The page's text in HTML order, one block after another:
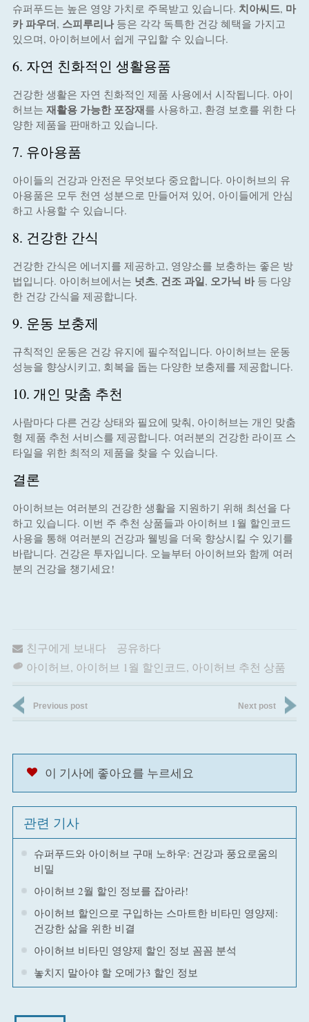
슈퍼푸드는 높은 영양 가치로 주목받고 있습니다. 치아씨드, 마
카 파우더, 스피루리나등은 각각 독특한 건강 혜택을 가지고
있으며, 아이허브에서 쉽게 구입할 수 있습니다.
6. 자연 친화적인 생활용품
건강한 생활은 자연 친화적인 제품 사용에서 시작됩니다. 아이
허브는 재활용 가능한 포장재를 사용하고, 환경 보호를 위한 다
양한 제품을 판매하고 있습니다.
7. 유아용품
아이들의 건강과 안전은 무엇보다 중요합니다. 아이허브의 유
아용품은 모두 천연 성분으로 만들어져 있어, 아이들에게 안심
하고 사용할 수 있습니다.
8. 건강한 간식
건강한 간식은 에너지를 제공하고, 영양소를 보충하는 좋은 방
법입니다. 아이허브에서는 넛츠, 건조 과일, 오가닉 바등 다양
한 건강 간식을 제공합니다.
9. 운동 보충제
규칙적인 운동은 건강 유지에 필수적입니다. 아이허브는 운동
성능을 향상시키고, 회복을 돕는 다양한 보충제를 제공합니다.
10. 개인 맞춤 추천
사람마다 다른 건강 상태와 필요에 맞춰, 아이허브는 개인 맞춤
형 제품 추천 서비스를 제공합니다. 여러분의 건강한 라이프 스
타일을 위한 최적의 제품을 찾을 수 있습니다.
결론
아이허브는 여러분의 건강한 생활을 지원하기 위해 최선을 다
하고 있습니다. 이번 주 추천 상품들과 아이허브 1월 할인코드
사용을 통해 여러분의 건강과 웰빙을 더욱 향상시킬 수 있기를
바랍니다. 건강은 투자입니다. 오늘부터 아이허브와 함께 여러
분의 건강을 챙기세요!
친구에게 보내다
공유하다
아이허브, 아이허브 1월 할인코드, 아이허브 추천 상품
Previous post Next post
이 기사에 좋아요를 누르세요
관련 기사
슈퍼푸드와 아이허브 구매 노하우: 건강과 풍요로움의
비밀
아이허브 2월 할인 정보를 잡아라!
아이허브 할인으로 구입하는 스마트한 비타민 영양제:
건강한 삶을 위한 비결
아이허브 비타민 영양제 할인 정보 꼼꼼 분석
놓치지 말아야 할 오메가3 할인 정보